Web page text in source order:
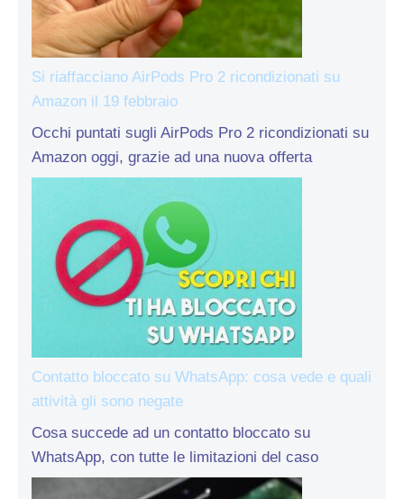
Si riaffacciano AirPods Pro 2 ricondizionati su
Amazon il 19 febbraio
Occhi puntati sugli AirPods Pro 2 ricondizionati su
Amazon oggi, grazie ad una nuova offerta
Contatto bloccato su WhatsApp: cosa vede e quali
attività gli sono negate
Cosa succede ad un contatto bloccato su
WhatsApp, con tutte le limitazioni del caso